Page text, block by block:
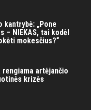
„Pone
– NIEKAS, tai kodėl
mokesčius?“
artėjančio
krizės